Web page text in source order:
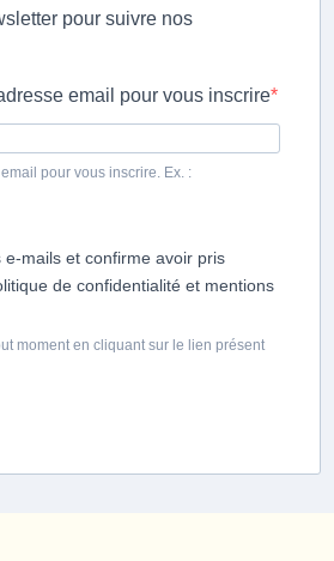
pour suivre nos
email pour vous inscrire
pour vous inscrire. Ex. :
mails et confirme avoir pris
de confidentialité et mentions
moment en cliquant sur le lien présent